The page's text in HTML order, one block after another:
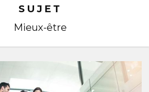
SUJET
Mieux-être